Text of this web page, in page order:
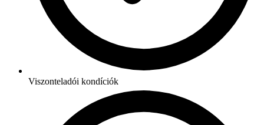
Viszonteladói kondíciók